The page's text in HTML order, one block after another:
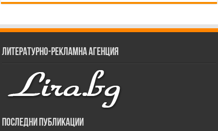
Литературно-рекламна агенция
Последни публикации